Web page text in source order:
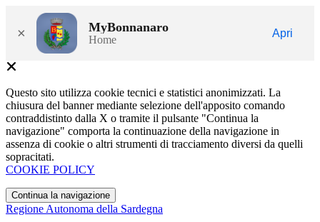
× MyBonnanaro
Home
Apri
Questo sito utilizza cookie tecnici e statistici anonimizzati. La
chiusura del banner mediante selezione dell'apposito comando
contraddistinto dalla X o tramite il pulsante "Continua la
navigazione" comporta la continuazione della navigazione in
assenza di cookie o altri strumenti di tracciamento diversi da quelli
sopracitati.
COOKIE POLICY
Continua la navigazione
Regione Autonoma della Sardegna